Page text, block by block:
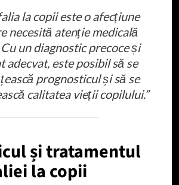
la copii este o afecțiune
necesită atenție medicală
un diagnostic precoce și
adecvat, este posibil să se
prognosticul și să se
calitatea vieții copilului.”
și tratamentul
la copii